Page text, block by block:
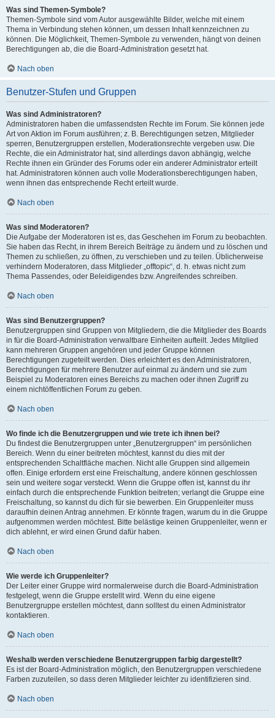
Was sind Themen-Symbole?
Themen-Symbole sind vom Autor ausgewählte Bilder, welche mit einem
Thema in Verbindung stehen können, um dessen Inhalt kennzeichnen zu
können. Die Möglichkeit, Themen-Symbole zu verwenden, hängt von deinen
Berechtigungen ab, die die Board-Administration gesetzt hat.
Nach oben
Benutzer-Stufen und Gruppen
Was sind Administratoren?
Administratoren haben die umfassendsten Rechte im Forum. Sie können jede
Art von Aktion im Forum ausführen; z. B. Berechtigungen setzen, Mitglieder
sperren, Benutzergruppen erstellen, Moderationsrechte vergeben usw. Die
Rechte, die ein Administrator hat, sind allerdings davon abhängig, welche
Rechte ihnen ein Gründer des Forums oder ein anderer Administrator erteilt
hat. Administratoren können auch volle Moderationsberechtigungen haben,
wenn ihnen das entsprechende Recht erteilt wurde.
Nach oben
Was sind Moderatoren?
Die Aufgabe der Moderatoren ist es, das Geschehen im Forum zu beobachten.
Sie haben das Recht, in ihrem Bereich Beiträge zu ändern und zu löschen und
Themen zu schließen, zu öffnen, zu verschieben und zu teilen. Üblicherweise
verhindern Moderatoren, dass Mitglieder „offtopic“, d. h. etwas nicht zum
Thema Passendes, oder Beleidigendes bzw. Angreifendes schreiben.
Nach oben
Was sind Benutzergruppen?
Benutzergruppen sind Gruppen von Mitgliedern, die die Mitglieder des Boards
in für die Board-Administration verwaltbare Einheiten aufteilt. Jedes Mitglied
kann mehreren Gruppen angehören und jeder Gruppe können
Berechtigungen zugeteilt werden. Dies erleichtert es den Administratoren,
Berechtigungen für mehrere Benutzer auf einmal zu ändern und sie zum
Beispiel zu Moderatoren eines Bereichs zu machen oder ihnen Zugriff zu
einem nichtöffentlichen Forum zu geben.
Nach oben
Wo finde ich die Benutzergruppen und wie trete ich ihnen bei?
Du findest die Benutzergruppen unter „Benutzergruppen“ im persönlichen
Bereich. Wenn du einer beitreten möchtest, kannst du dies mit der
entsprechenden Schaltfläche machen. Nicht alle Gruppen sind allgemein
offen. Einige erfordern erst eine Freischaltung, andere können geschlossen
sein und weitere sogar versteckt. Wenn die Gruppe offen ist, kannst du ihr
einfach durch die entsprechende Funktion beitreten; verlangt die Gruppe eine
Freischaltung, so kannst du dich für sie bewerben. Ein Gruppenleiter muss
daraufhin deinen Antrag annehmen. Er könnte fragen, warum du in die Gruppe
aufgenommen werden möchtest. Bitte belästige keinen Gruppenleiter, wenn er
dich ablehnt, er wird einen Grund dafür haben.
Nach oben
Wie werde ich Gruppenleiter?
Der Leiter einer Gruppe wird normalerweise durch die Board-Administration
festgelegt, wenn die Gruppe erstellt wird. Wenn du eine eigene
Benutzergruppe erstellen möchtest, dann solltest du einen Administrator
kontaktieren.
Nach oben
Weshalb werden verschiedene Benutzergruppen farbig dargestellt?
Es ist der Board-Administration möglich, den Benutzergruppen verschiedene
Farben zuzuteilen, so dass deren Mitglieder leichter zu identifizieren sind.
Nach oben